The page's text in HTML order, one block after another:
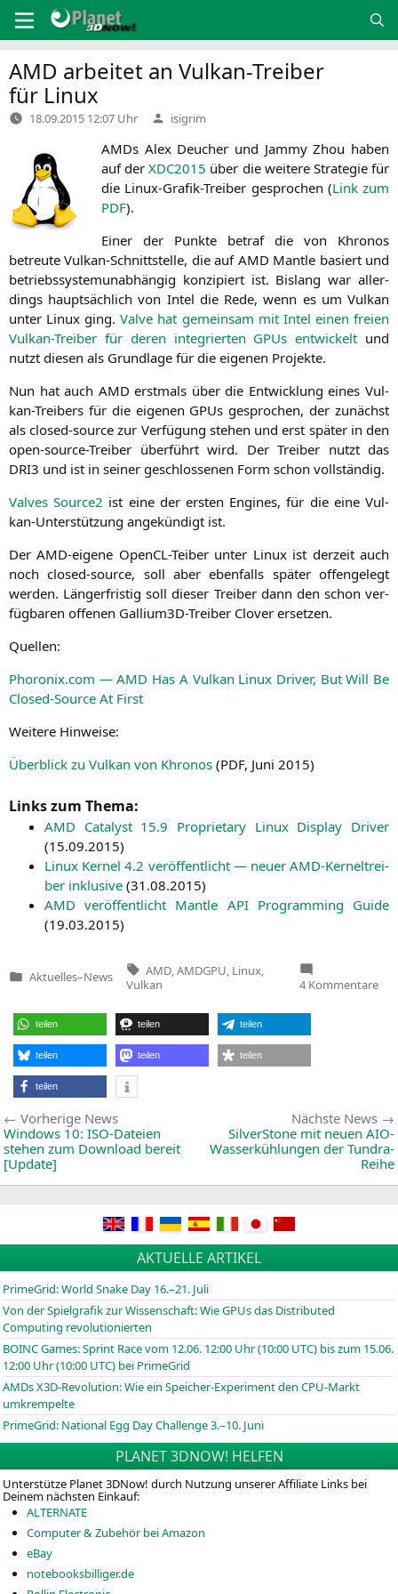
Inhalt
springen
AMD arbeitet an Vulkan-Treiber
für Linux
18.09.2015 12:07 Uhr Verfasst
von
isigrim
AMDs Alex Deu­cher und Jam­my Zhou haben
auf derXDC2015 über die wei­te­re Stra­te­gie für
die Linux-Gra­fik-Trei­ber gespro­chen (Link zum
PDF).
Einer der Punk­te betraf die von Khro­nos
betreu­te Vul­kan-Schnitt­stel­le, die auf AMD Man­t­le basiert und
betriebs­sys­tem­un­ab­hän­gig kon­zi­piert ist. Bis­lang war aller­
dings haupt­säch­lich von Intel die Rede, wenn es um Vul­kan
unter Linux ging.Val­ve hat gemein­sam mit Intel einen frei­en
Vul­kan-Trei­ber für deren inte­grier­ten GPUs ent­wi­ckelt und
nutzt die­sen als Grund­la­ge für die eige­nen Projekte.
Nun hat auch AMD erst­mals über die Ent­wick­lung eines Vul­
kan-Trei­bers für die eige­nen GPUs gespro­chen, der zunächst
als clo­sed-source zur Ver­fü­gung ste­hen und erst spä­ter in den
open-source-Trei­ber über­führt wird. Der Trei­ber nutzt das
DRI3 und ist in sei­ner geschlos­se­nen Form schon vollständig.
Val­ves Source2 ist eine der ers­ten Engi­nes, für die eine Vul­
kan-Unter­stüt­zung ange­kün­digt ist.
Der AMD-eige­ne Open­CL-Tei­ber unter Linux ist der­zeit auch
noch clo­sed-source, soll aber eben­falls spä­ter offen­ge­legt
wer­den. Län­ger­fris­tig soll die­ser Trei­ber dann den schon ver­
füg­ba­ren offe­nen Gal­li­um­3D-Trei­ber Clover ersetzen.
Quel­len:
Phoronix.com —AMD Has A Vul­kan Linux Dri­ver, But Will Be
Clo­sed-Source At First
Wei­te­re Hinweise:
Über­blick zu Vul­kan von Khro­nos (PDF, Juni 2015)
Links zum Thema:
AMD Cata­lyst 15.9 Pro­prie­ta­ry Linux Dis­play Dri­ver
(15.09.2015)
Linux Ker­nel 4.2 ver­öf­fent­licht — neu­er AMD-Ker­nel­trei­
ber inklu­si­ve (31.08.2015)
AMD ver­öf­fent­licht Man­t­le APIPro­gramming Gui­de
(19.03.2015)
Veröffentlicht
Aktuelles–News
Tags:
AMD AMDGPU Linux
Vulkan
4 Kommentarezu
teilen teilen teilen
teilen teilen teilen
teilen
Beitragsnavigation
Vorherige NewsVorherige
News:
Windows 10: ISO-Dateien
stehen zum Download bereit
[Update]
Nächste News
SilverStone mit neuen AIO-
Wasserkühlungen der Tundra-
Reihe
AKTUELLE ARTIKEL
PrimeGrid: World Snake Day 16.–21. Juli
Von der Spielgrafik zur Wissenschaft: Wie GPUs das Distributed
Computing revolutionierten
BOINCGames: Sprint Race vom 12.06. 12:00 Uhr (10:00 UTC) bis zum 15.06.
12:00 Uhr (10:00 UTC) bei PrimeGrid
AMDs X3D-Revolution: Wie ein Speicher-Experiment den CPU-Markt
umkrempelte
PrimeGrid: National Egg Day Challenge 3.–10. Juni
PLANET 3DNOW! HELFEN
Unterstütze Planet 3DNow! durch Nutzung unserer Affiliate Links bei
Deinem nächsten Einkauf:
ALTERNATE
Computer & Zubehör bei Amazon
eBay
notebooksbilliger.de